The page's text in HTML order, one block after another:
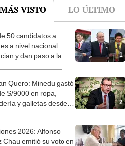
VISTO LO ÚLTIMO
1
50 candidatos a
a nivel nacional
y dan paso a la
2
Quero: Minedu gastó
S/9000 en ropa,
y galletas desde el
2026: Alfonso
Chau emitió su voto en